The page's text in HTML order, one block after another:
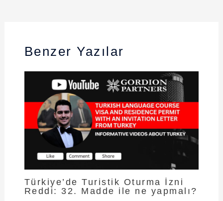
Benzer Yazılar
Türkiye’de Turistik Oturma İzni
Reddi: 32. Madde ile ne yapmalı?